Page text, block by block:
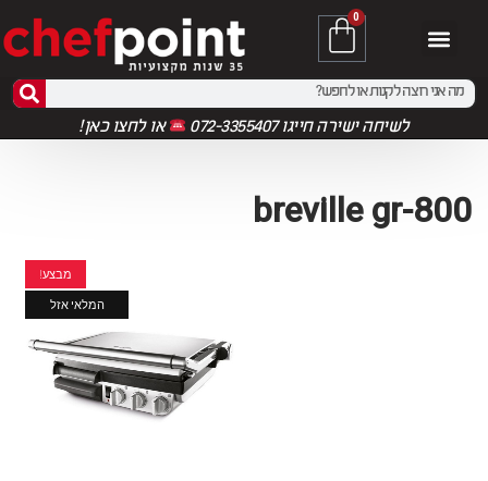
0
לשיחה ישירה חייגו 072-3355407 אולחצו כאן!
breville gr-800
מבצע!
המלאי אזל